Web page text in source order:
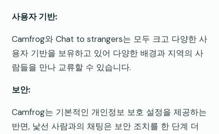
사용자 기반:
Camfrog와 Chat to strangers는 모두 크고 다양한 사
용자 기반을 보유하고 있어 다양한 배경과 지역의 사
람들을 만나 교류할 수 있습니다.
보안:
Camfrog는 기본적인 개인정보 보호 설정을 제공하는
반면, 낯선 사람과의 채팅은 보안 조치를 한 단계 더